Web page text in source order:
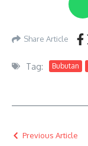
Share Article
Tag: Bubutan
Previous Article